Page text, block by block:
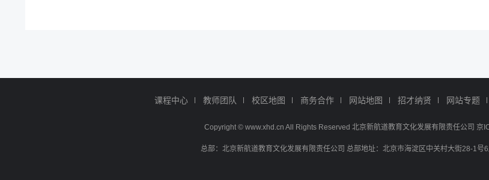
课程中心 教师团队 校区地图 商务合作 网站地图 招才纳贤 网站专题
Copyright © www.xhd.cn All Rights Reserved 北京新航道教育文化发展有限责任公司 京
总部：北京新航道教育文化发展有限责任公司 总部地址：北京市海淀区中关村大街28-1